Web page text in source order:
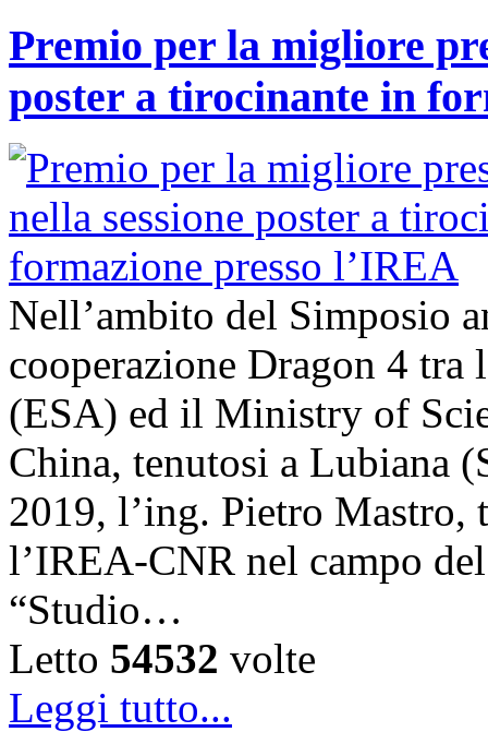
Premio per la migliore
poster a tirocinante in
Nell’ambito del Simposio
cooperazione Dragon 4 tra
(ESA) ed il Ministry of
China, tenutosi a Lubiana
2019, l’ing. Pietro Mastro,
l’IREA-CNR nel campo
“Studio…
Letto 54532 volte
Leggi tutto...